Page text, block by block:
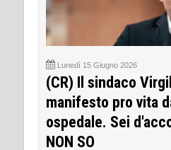
Lunedì 15 Giugno 2026
(CR) Il sindaco
manifesto pro vita
ospedale. Sei
NON SO